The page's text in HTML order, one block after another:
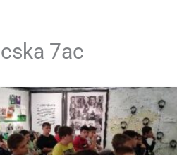
7ac